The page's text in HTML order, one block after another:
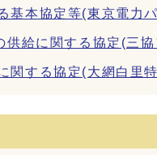
基本協定等(東京電力
給に関する協定(三
関する協定(大網白里